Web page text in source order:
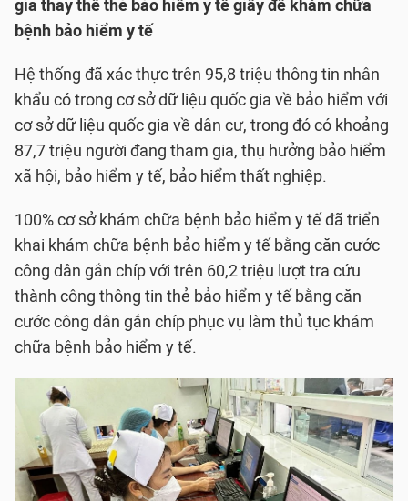
gia thay thế thẻ bảo hiểm y tế giấy để khám chữa
bệnh bảo hiểm y tế
Hệ thống đã xác thực trên 95,8 triệu thông tin nhân
khẩu có trong cơ sở dữ liệu quốc gia về bảo hiểm với
cơ sở dữ liệu quốc gia về dân cư, trong đó có khoảng
87,7 triệu người đang tham gia, thụ hưởng bảo hiểm
xã hội, bảo hiểm y tế, bảo hiểm thất nghiệp.
100% cơ sở khám chữa bệnh bảo hiểm y tế đã triển
khai khám chữa bệnh bảo hiểm y tế bằng căn cước
công dân gắn chíp với trên 60,2 triệu lượt tra cứu
thành công thông tin thẻ bảo hiểm y tế bằng căn
cước công dân gắn chíp phục vụ làm thủ tục khám
chữa bệnh bảo hiểm y tế.